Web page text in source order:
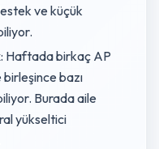
ve küçük
: Haftada birkaç AP
bazı
Burada aile
yükseltici